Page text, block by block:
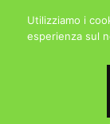
Utilizziamo i
esperienza sul